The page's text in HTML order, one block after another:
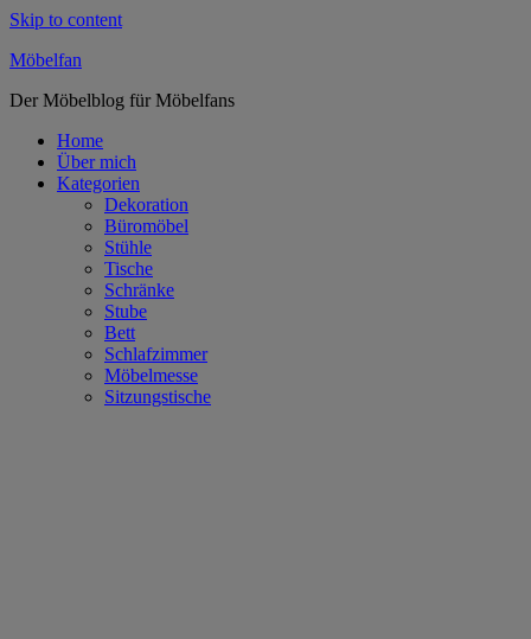
Skip to content
Möbelfan
Der Möbelblog für Möbelfans
Home
Über mich
Kategorien
Dekoration
Büromöbel
Stühle
Tische
Schränke
Stube
Bett
Schlafzimmer
Möbelmesse
Sitzungstische